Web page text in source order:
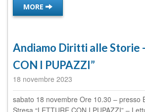
MORE
Andiamo Diritti alle Storie
CON I PUPAZZI”
18 novembre 2023
sabato 18 novembre Ore 10.30 – presso
Stresa “LETTURE CON I PUPAZZI” –